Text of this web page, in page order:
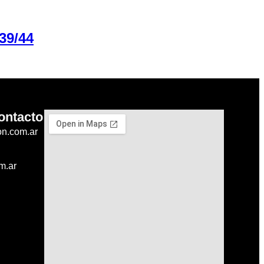
44